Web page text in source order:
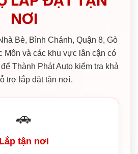
NƠI
Bè, Bình Chánh, Quận 8, Gò
Môn và các khu vực lân cận có
Thành Phát Auto kiểm tra khả
trợ lắp đặt tận nơi.
🚗
Lắp tận nơi